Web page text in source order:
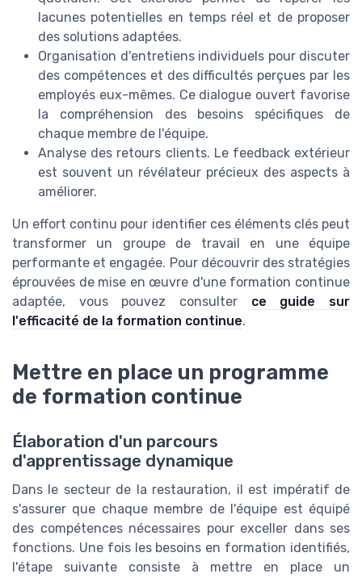
lacunes potentielles en temps réel et de proposer
des solutions adaptées.
Organisation d'entretiens individuels pour discuter
des compétences et des difficultés perçues par les
employés eux-mêmes. Ce dialogue ouvert favorise
la compréhension des besoins spécifiques de
chaque membre de l'équipe.
Analyse des retours clients. Le feedback extérieur
est souvent un révélateur précieux des aspects à
améliorer.
Un effort continu pour identifier ces éléments clés peut
transformer un groupe de travail en une équipe
performante et engagée. Pour découvrir des stratégies
éprouvées de mise en œuvre d'une formation continue
adaptée, vous pouvez consulter ce guide sur
l'efficacité de la formation continue.
Mettre en place un programme
de formation continue
Élaboration d'un parcours
d'apprentissage dynamique
Dans le secteur de la restauration, il est impératif de
s'assurer que chaque membre de l'équipe est équipé
des compétences nécessaires pour exceller dans ses
fonctions. Une fois les besoins en formation identifiés,
l'étape suivante consiste à mettre en place un